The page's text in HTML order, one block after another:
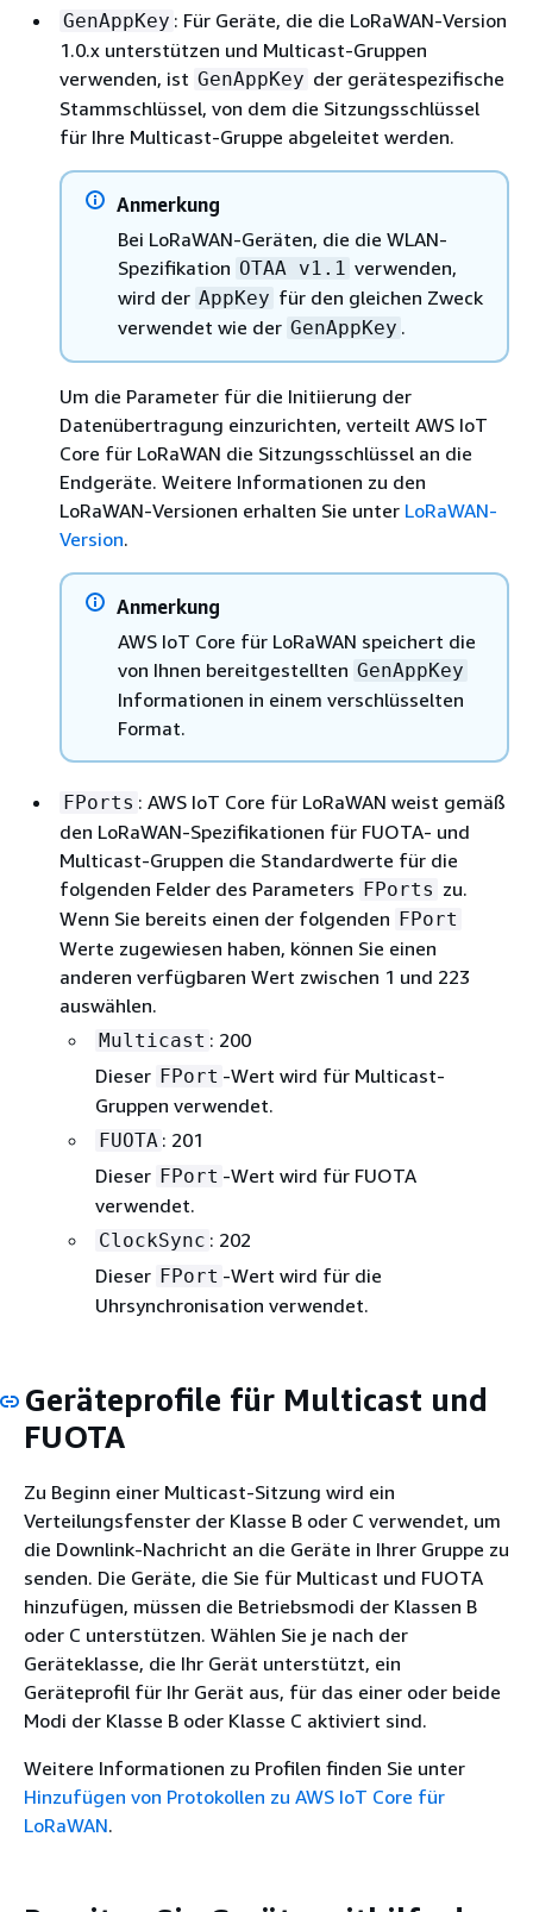
GenAppKey : Für Geräte, die die LoRaWAN-Version
1.0.x unterstützen und Multicast-Gruppen
verwenden, ist GenAppKey der gerätespezifische
Stammschlüssel, von dem die Sitzungsschlüssel
für Ihre Multicast-Gruppe abgeleitet werden.
Anmerkung
Bei LoRaWAN-Geräten, die die WLAN-
Spezifikation OTAA v1.1 verwenden,
wird der AppKey für den gleichen Zweck
verwendet wie der GenAppKey .
Um die Parameter für die Initiierung der
Datenübertragung einzurichten, verteilt AWS IoT
Core für LoRaWAN die Sitzungsschlüssel an die
Endgeräte. Weitere Informationen zu den
LoRaWAN-Versionen erhalten Sie unter LoRaWAN-
Version.
Anmerkung
AWS IoT Core für LoRaWAN speichert die
von Ihnen bereitgestellten GenAppKey
Informationen in einem verschlüsselten
Format.
FPorts : AWS IoT Core für LoRaWAN weist gemäß
den LoRaWAN-Spezifikationen für FUOTA- und
Multicast-Gruppen die Standardwerte für die
folgenden Felder des Parameters FPorts zu.
Wenn Sie bereits einen der folgenden FPort
Werte zugewiesen haben, können Sie einen
anderen verfügbaren Wert zwischen 1 und 223
auswählen.
Multicast : 200
Dieser FPort -Wert wird für Multicast-
Gruppen verwendet.
FUOTA : 201
Dieser FPort -Wert wird für FUOTA
verwendet.
ClockSync : 202
Dieser FPort -Wert wird für die
Uhrsynchronisation verwendet.
Geräteprofile für Multicast und
FUOTA
Zu Beginn einer Multicast-Sitzung wird ein
Verteilungsfenster der Klasse B oder C verwendet, um
die Downlink-Nachricht an die Geräte in Ihrer Gruppe zu
senden. Die Geräte, die Sie für Multicast und FUOTA
hinzufügen, müssen die Betriebsmodi der Klassen B
oder C unterstützen. Wählen Sie je nach der
Geräteklasse, die Ihr Gerät unterstützt, ein
Geräteprofil für Ihr Gerät aus, für das einer oder beide
Modi der Klasse B oder Klasse C aktiviert sind.
Weitere Informationen zu Profilen finden Sie unter
Hinzufügen von Protokollen zu AWS IoT Core für
LoRaWAN.